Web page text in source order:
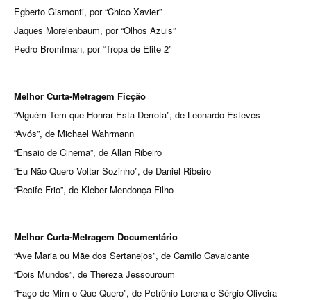
Egberto Gismonti, por “Chico Xavier”
Jaques Morelenbaum, por “Olhos Azuis”
Pedro Bromfman, por “Tropa de Elite 2”
Melhor Curta-Metragem Ficção
“Alguém Tem que Honrar Esta Derrota”, de Leonardo Esteves
“Avós”, de Michael Wahrmann
“Ensaio de Cinema”, de Allan Ribeiro
“Eu Não Quero Voltar Sozinho”, de Daniel Ribeiro
“Recife Frio”, de Kleber Mendonça Filho
Melhor Curta-Metragem Documentário
“Ave Maria ou Mãe dos Sertanejos”, de Camilo Cavalcante
“Dois Mundos”, de Thereza Jessouroum
“Faço de Mim o Que Quero”, de Petrônio Lorena e Sérgio Oliveira